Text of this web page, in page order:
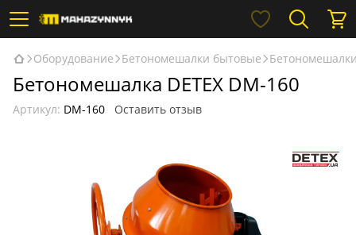
Оборудование Бетономешалки бытовые
Бетономешалка DETEX DM-160
Артикул: DM-160 Оставить отзыв